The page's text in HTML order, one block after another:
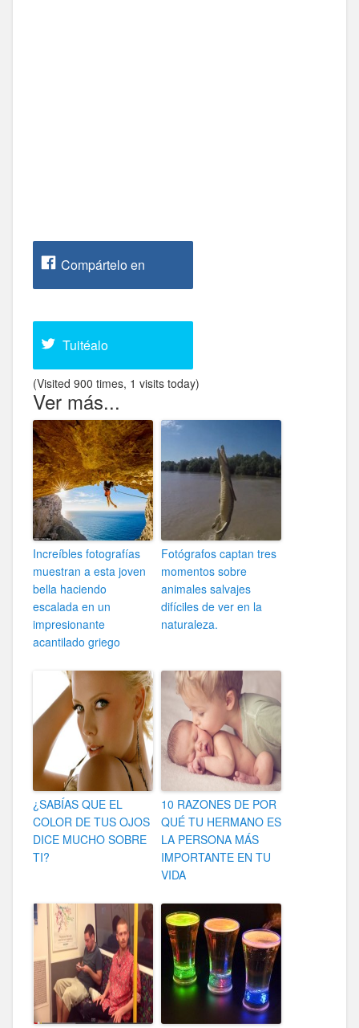
Compártelo en
Tuitéalo
(Visited 900 times, 1 visits today)
Ver más...
Increíbles fotografías
muestran a esta joven
bella haciendo
escalada en un
impresionante
acantilado griego
Fotógrafos captan tres
momentos sobre
animales salvajes
difíciles de ver en la
naturaleza.
¿SABÍAS QUE EL
COLOR DE TUS OJOS
DICE MUCHO SOBRE
TI?
10 RAZONES DE POR
QUÉ TU HERMANO ES
LA PERSONA MÁS
IMPORTANTE EN TU
VIDA